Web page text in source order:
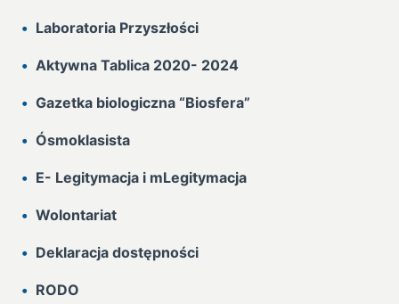
Laboratoria Przyszłości
Aktywna Tablica 2020- 2024
Gazetka biologiczna “Biosfera”
Ósmoklasista
E- Legitymacja i mLegitymacja
Wolontariat
Deklaracja dostępności
RODO